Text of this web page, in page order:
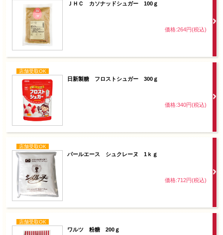
ＪＨＣ カソナッドシュガー 100ｇ
価格:264円(税込)
店舗受取OK
日新製糖 フロストシュガー 300ｇ
価格:340円(税込)
店舗受取OK
パールエース シュクレーヌ 1ｋｇ
価格:712円(税込)
店舗受取OK
ワルツ 粉糖 200ｇ